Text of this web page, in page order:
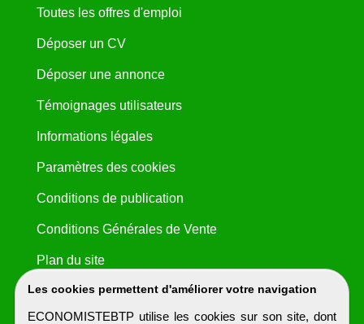
Les cookies permettent d'améliorer votre navigation
ECONOMISTEBTP utilise les cookies sur son site, dont
Toutes les offres d'emploi
Déposer un CV
Déposer une annonce
Témoignages utilisateurs
Informations légales
Paramètres des cookies
Conditions de publication
Conditions Générales de Vente
Plan du site